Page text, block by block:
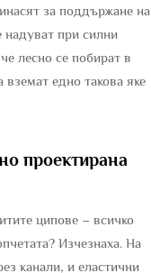
за поддържане на
надуват при силни
лесно се побират в
едно такова яке
проектирана
ципове – всичко
Изчезнаха. На
канали, и еластични